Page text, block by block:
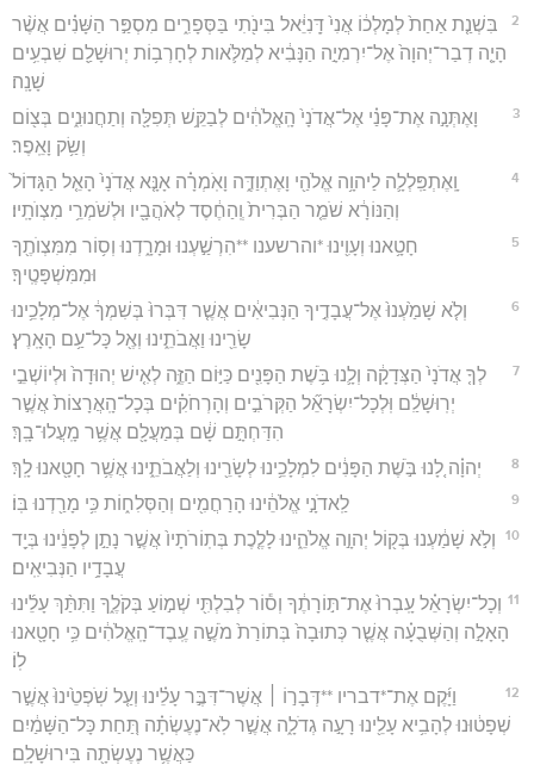
2
בִּשְׁנַ֤ת אַחַת֙ לְמָלְכ֔וֹ אֲנִי֙ דָּֽנִיֵּ֔אל בִּינֹ֖תִי בַּסְּפָרִ֑ים מִסְפַּ֣ר הַשָּׁנִ֗ים אֲשֶׁ֨ר
הָיָ֤ה דְבַר־יְהוָה֙ אֶל־יִרְמִיָ֣ה הַנָּבִ֔יא לְמַלֹּ֛אות לְחָרְב֥וֹת יְרוּשָׁלִַ֖ם שִׁבְעִ֥ים
שָׁנָֽה׃
3
וָאֶתְּנָ֣ה אֶת־פָּנַ֗י אֶל־אֲדֹנָי֙ הָֽאֱלֹהִ֔ים לְבַקֵּ֥שׁ תְּפִלָּ֖ה וְתַחֲנוּנִ֑ים בְּצ֖וֹם
וְשַׂ֥ק וָאֵֽפֶר׃
4
וָֽאֶתְפַּֽלְלָ֛ה לַיהוָ֥ה אֱלֹהַ֖י וָאֶתְוַדֶּ֑ה וָאֹֽמְרָ֗ה אָנָּ֤א אֲדֹנָי֙ הָאֵ֤ל הַגָּדוֹל֙
וְהַנּוֹרָ֔א שֹׁמֵ֤ר הַבְּרִית֙ וְֽהַחֶ֔סֶד לְאֹהֲבָ֖יו וּלְשֹׁמְרֵ֥י מִצְוֺתָֽיו׃
5
חָטָ֥אנוּ וְעָוִ֖ינוּ *והרשענו **הִרְשַׁ֣עְנוּ וּמָרָ֑דְנוּ וְס֥וֹר מִמִּצְוֺתֶ֖ךָ
וּמִמִּשְׁפָּטֶֽיךָ׃
6
וְלֹ֤א שָׁמַ֙עְנוּ֙ אֶל־עֲבָדֶ֣יךָ הַנְּבִיאִ֔ים אֲשֶׁ֤ר דִּבְּרוּ֙ בְּשִׁמְךָ֔ אֶל־מְלָכֵ֥ינוּ
שָׂרֵ֖ינוּ וַאֲבֹתֵ֑ינוּ וְאֶ֖ל כָּל־עַ֥ם הָאָֽרֶץ׃
7
לְךָ֤ אֲדֹנָי֙ הַצְּדָקָ֔ה וְלָ֛נוּ בֹּ֥שֶׁת הַפָּנִ֖ים כַּיּ֣וֹם הַזֶּ֑ה לְאִ֤ישׁ יְהוּדָה֙ וּלְיוֹשְׁבֵ֣י
יְרֽוּשָׁלִַ֔ם וּֽלְכָל־יִשְׂרָאֵ֞ל הַקְּרֹבִ֣ים וְהָרְחֹקִ֗ים בְּכָל־הָֽאֲרָצוֹת֙ אֲשֶׁ֣ר
הִדַּחְתָּ֣ם שָׁ֔ם בְּמַעֲלָ֖ם אֲשֶׁ֥ר מָֽעֲלוּ־בָֽךְ׃
8 יְהוָ֗ה לָ֚נוּ בֹּ֣שֶׁת הַפָּנִ֔ים לִמְלָכֵ֥ינוּ לְשָׂרֵ֖ינוּ וְלַאֲבֹתֵ֑ינוּ אֲשֶׁ֥ר חָטָ֖אנוּ לָֽךְ׃
9 לַֽאדֹנָ֣י אֱלֹהֵ֔ינוּ הָרַחֲמִ֖ים וְהַסְּלִח֑וֹת כִּ֥י מָרַ֖דְנוּ בּֽוֹ׃
10
וְלֹ֣א שָׁמַ֔עְנוּ בְּק֖וֹל יְהוָ֣ה אֱלֹהֵ֑ינוּ לָלֶ֤כֶת בְּתֽוֹרֹתָיו֙ אֲשֶׁ֣ר נָתַ֣ן לְפָנֵ֔ינוּ בְּיַ֖ד
עֲבָדָ֥יו הַנְּבִיאִֽים׃
11 וְכָל־יִשְׂרָאֵ֗ל עָֽבְרוּ֙ אֶת־תּ֣וֹרָתֶ֔ךָ וְס֕וֹר לְבִלְתִּ֖י שְׁמ֣וֹעַ בְּקֹלֶ֑ךָ וַתִּתַּ֨ךְ עָלֵ֜ינוּ
הָאָלָ֣ה וְהַשְּׁבֻעָ֗ה אֲשֶׁ֤ר כְּתוּבָה֙ בְּתוֹרַת֙ מֹשֶׁ֣ה עֶֽבֶד־הָֽאֱלֹהִ֔ים כִּ֥י חָטָ֖אנוּ
לֽוֹ׃
12
וַיָּ֜קֶם אֶת־*דבריו **דְּבָר֣וֹ ׀ אֲשֶׁר־דִּבֶּ֣ר עָלֵ֗ינוּ וְעַ֤ל שֹֽׁפְטֵ֙ינוּ֙ אֲשֶׁ֣ר
שְׁפָט֔וּנוּ לְהָבִ֥יא עָלֵ֖ינוּ רָעָ֣ה גְדֹלָ֑ה אֲשֶׁ֣ר לֹֽא־נֶעֶשְׂתָ֗ה תַּ֚חַת כָּל־הַשָּׁמַ֔יִם
כַּאֲשֶׁ֥ר נֶעֶשְׂתָ֖ה בִּירוּשָׁלִָֽם׃